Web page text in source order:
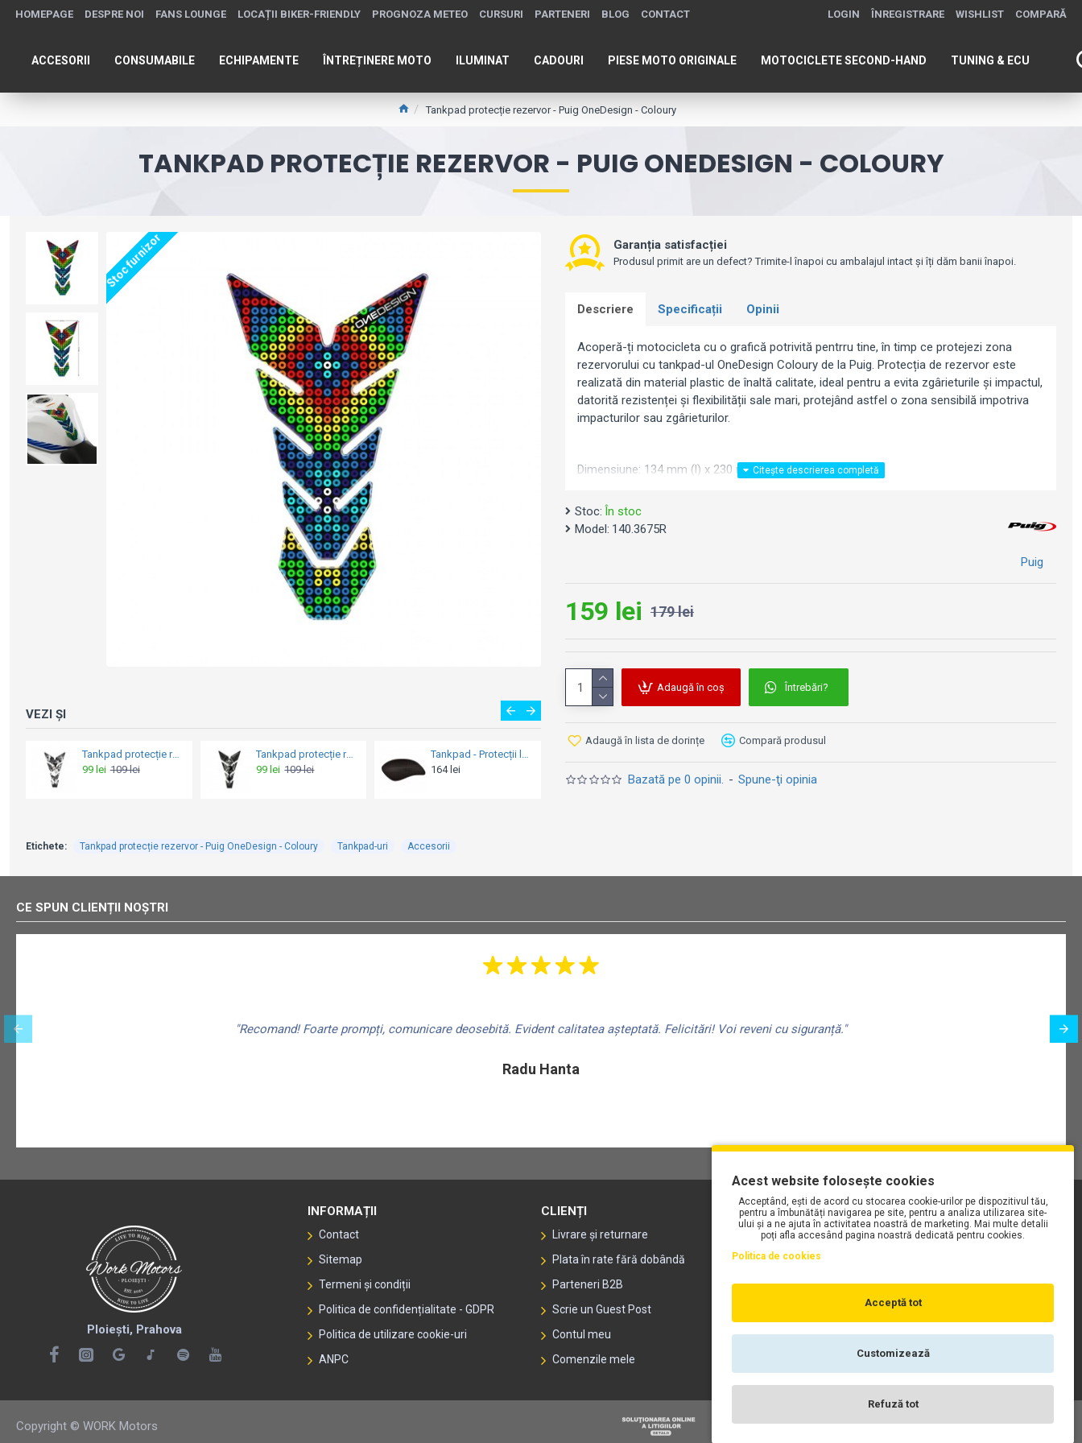
HOMEPAGE DESPRE NOI FANS LOUNGE LOCAȚII BIKER-FRIENDLY PROGNOZA METEO CURSURI PARTENERI BLOG CONTACT LOGIN ÎNREGISTRARE WISHLIST COMPARĂ
ACCESORII CONSUMABILE ECHIPAMENTE ÎNTREȚINERE MOTO ILUMINAT CADOURI PIESE MOTO ORIGINALE MOTOCICLETE SECOND-HAND TUNING & ECU
Tankpad protecție rezervor - Puig OneDesign - Coloury
TANKPAD PROTECȚIE REZERVOR - PUIG ONEDESIGN - COLOURY
Stoc furnizor
VEZI ȘI
Tankpad protecție rezervor - Puig Girl
Tankpad - Protecții laterale pentru rezervor - Oxford Tank Grip (SET)
Garanția satisfacției
Produsul primit are un defect? Trimite-l înapoi cu ambalajul intact și îți dăm banii înapoi.
Descriere Specificații Opinii
Acoperă-ți motocicleta cu o grafică potrivită pentrru tine, în timp ce protejezi zona
rezervorului cu tankpad-ul OneDesign Coloury de la Puig. Protecția de rezervor este
realizată din material plastic de înaltă calitate, ideal pentru a evita zgârieturile și impactul,
datorită rezistenței și flexibilității sale mari, protejând astfel o zona sensibilă impotriva
impacturilor sau zgârieturilor.
Dimensiune: 134 mm (l) x 230 mm (h)
Stoc: În stoc
Model: 140.3675R
Puig
Bazată pe 0 opinii. - Spune-ţi opinia
159 lei 179 lei
Adaugă în coș Întrebări?
Adaugă în lista de dorințe Compară produsul
Etichete: Tankpad protecție rezervor - Puig OneDesign - Coloury Tankpad-uri Accesorii
CE SPUN CLIENȚII NOȘTRI
"Recomand! Foarte prompți, comunicare deosebită. Evident calitatea așteptată. Felicitări! Voi reveni cu siguranță."
Radu Hanta
Ploiești, Prahova
INFORMAȚII
Contact
Sitemap
Termeni și condiții
Politica de confidențialitate - GDPR
Politica de utilizare cookie-uri
ANPC
CLIENȚI
Livrare și returnare
Plata în rate fără dobândă
Parteneri B2B
Scrie un Guest Post
Contul meu
Comenzile mele
PLAYLIST-UL WORK MOTORS PE SPOTIFY
Copyright © WORK Motors
Acest website folosește cookies
Acceptând, ești de acord cu stocarea cookie-urilor pe dispozitivul tău,
pentru a îmbunătăți navigarea pe site, pentru a analiza utilizarea site-
ului și a ne ajuta în activitatea noastră de marketing. Mai multe detalii
poți afla accesând pagina noastră dedicată pentru cookies.
Politica de cookies
Acceptă tot
Customizează
Refuză tot